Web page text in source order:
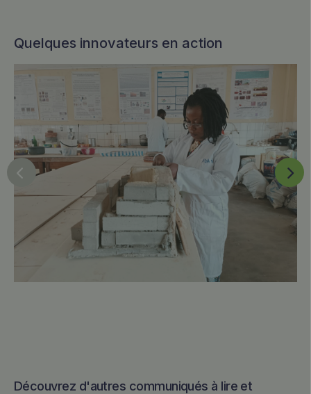
Quelques innovateurs en action
Découvrez d'autres communiqués à lire et